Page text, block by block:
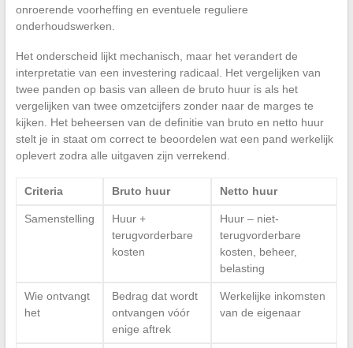
onroerende voorheffing en eventuele reguliere
onderhoudswerken.
Het onderscheid lijkt mechanisch, maar het verandert de
interpretatie van een investering radicaal. Het vergelijken van
twee panden op basis van alleen de bruto huur is als het
vergelijken van twee omzetcijfers zonder naar de marges te
kijken. Het beheersen van de definitie van bruto en netto huur
stelt je in staat om correct te beoordelen wat een pand werkelijk
oplevert zodra alle uitgaven zijn verrekend.
Criteria Bruto huur Netto huur
Samenstelling
Huur +
terugvorderbare
kosten
Huur – niet-
terugvorderbare
kosten, beheer,
belasting
Wie ontvangt
het
Bedrag dat wordt
ontvangen vóór
enige aftrek
Werkelijke inkomsten
van de eigenaar